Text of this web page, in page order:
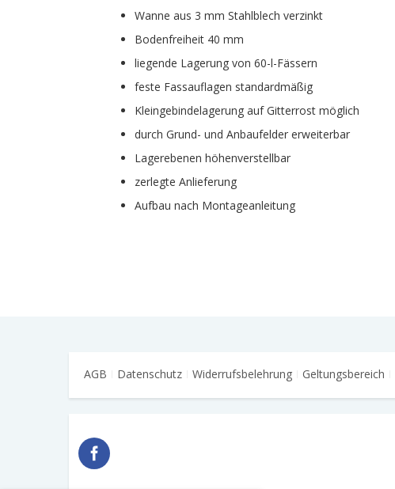
Wanne aus 3 mm Stahlblech verzinkt
Bodenfreiheit 40 mm
liegende Lagerung von 60-l-Fässern
feste Fassauflagen standardmäßig
Kleingebindelagerung auf Gitterrost möglich
durch Grund- und Anbaufelder erweiterbar
Lagerebenen höhenverstellbar
zerlegte Anlieferung
Aufbau nach Montageanleitung
AGB Datenschutz Widerrufsbelehrung Geltungsbereich